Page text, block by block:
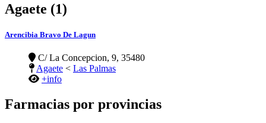
Agaete (1)
Arencibia Bravo De Lagun
C/ La Concepcion, 9, 35480
Agaete < Las Palmas
+info
Farmacias por provincias